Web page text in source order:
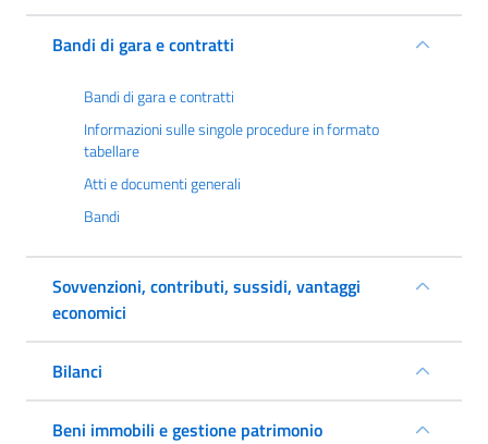
Bandi di gara e contratti
Bandi di gara e contratti
Informazioni sulle singole procedure in formato
tabellare
Atti e documenti generali
Bandi
Sovvenzioni, contributi, sussidi, vantaggi
economici
Bilanci
Beni immobili e gestione patrimonio